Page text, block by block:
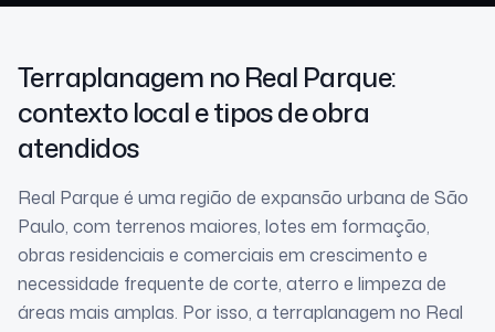
Terraplanagem no Real Parque:
contexto local e tipos de obra
atendidos
Real Parque é uma região de expansão urbana de São
Paulo, com terrenos maiores, lotes em formação,
obras residenciais e comerciais em crescimento e
necessidade frequente de corte, aterro e limpeza de
áreas mais amplas. Por isso, a terraplanagem no Real